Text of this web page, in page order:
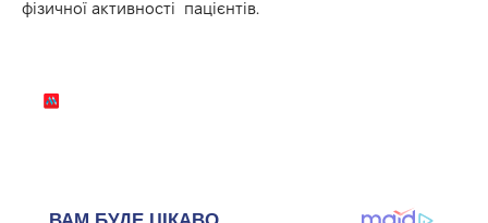
фізичної активності пацієнтів.